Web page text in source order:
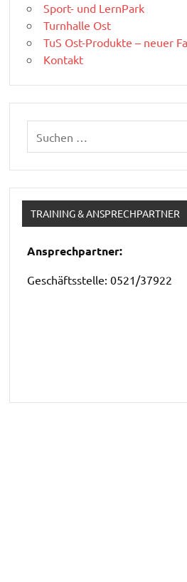
Sport- und LernPark
Turnhalle Ost
TuS Ost-Produkte – neuer
Kontakt
TRAINING & ANSPRECHPARTNER
Ansprechpartner:
Geschäftsstelle: 0521/37922